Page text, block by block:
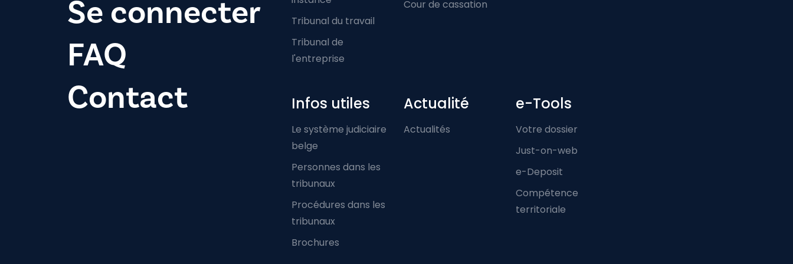
Se connecter
FAQ
Contact
Tribunal du travail
Tribunal de
l'entreprise
Cour de cassation
Infos utiles
Le système judiciaire
belge
Personnes dans les
tribunaux
Procédures dans les
tribunaux
Brochures
Actualité
Actualités
e-Tools
Votre dossier
Just-on-web
e-Deposit
Compétence
territoriale